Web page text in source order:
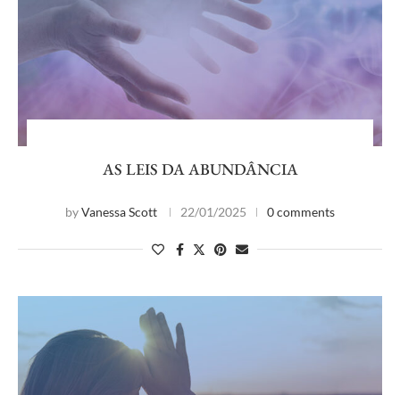
AS LEIS DA ABUNDÂNCIA
byVanessa Scott 22/01/2025 0 comments